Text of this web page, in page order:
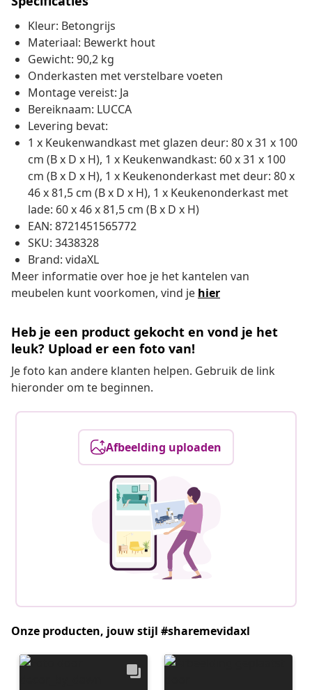
Kleur: Betongrijs
Materiaal: Bewerkt hout
Gewicht: 90,2 kg
Onderkasten met verstelbare voeten
Montage vereist: Ja
Bereiknaam: LUCCA
Levering bevat:
1 x Keukenwandkast met glazen deur: 80 x 31 x 100
cm (B x D x H), 1 x Keukenwandkast: 60 x 31 x 100
cm (B x D x H), 1 x Keukenonderkast met deur: 80 x
46 x 81,5 cm (B x D x H), 1 x Keukenonderkast met
lade: 60 x 46 x 81,5 cm (B x D x H)
EAN: 8721451565772
SKU: 3438328
Brand: vidaXL
Meer informatie over hoe je het kantelen van
meubelen kunt voorkomen, vind je hier
Heb je een product gekocht en vond je het
leuk? Upload er een foto van!
Je foto kan andere klanten helpen. Gebruik de link
hieronder om te beginnen.
Afbeelding uploaden
Onze producten, jouw stijl #sharemevidaxl